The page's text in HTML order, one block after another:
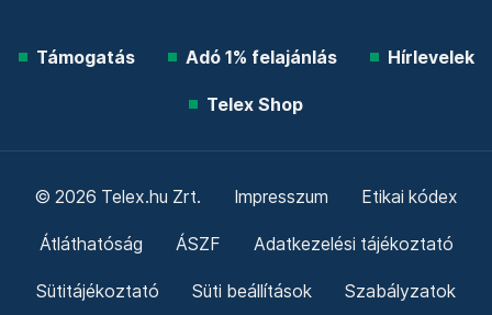
Támogatás Adó 1% felajánlás Hírlevelek
Telex Shop
© 2026 Telex.hu Zrt. Impresszum Etikai kódex
Átláthatóság ÁSZF Adatkezelési tájékoztató
Sütitájékoztató Süti beállítások Szabályzatok